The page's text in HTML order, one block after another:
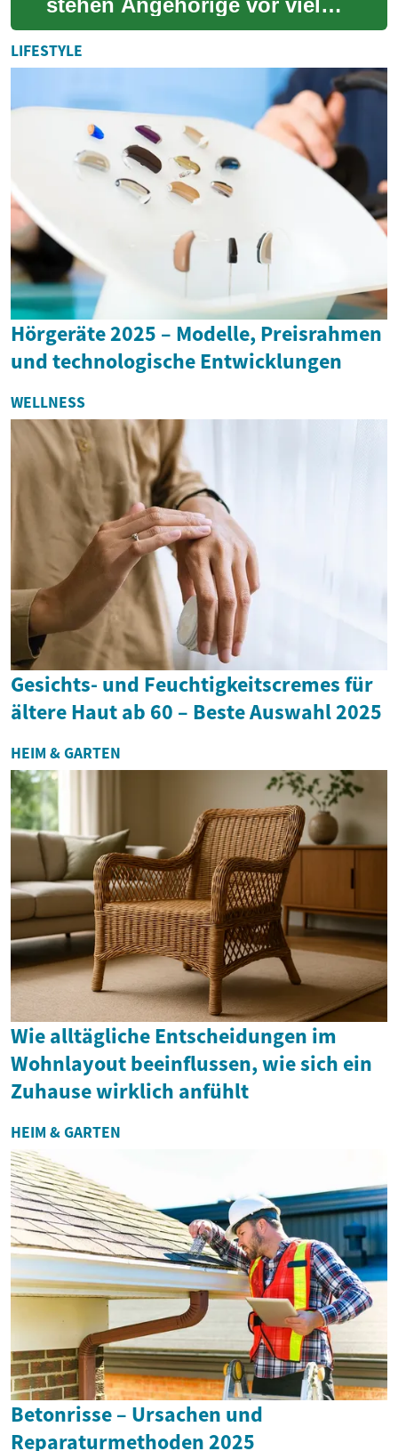
Entscheidungen:
Bestattungsart, Auswahl
einer Urne, Friedhofspla...
LIFESTYLE
Hörgeräte 2025 – Modelle, Preisrahmen
und technologische Entwicklungen
WELLNESS
Gesichts- und Feuchtigkeitscremes für
ältere Haut ab 60 – Beste Auswahl 2025
HEIM & GARTEN
Wie alltägliche Entscheidungen im
Wohnlayout beeinflussen, wie sich ein
Zuhause wirklich anfühlt
HEIM & GARTEN
Betonrisse – Ursachen und
Reparaturmethoden 2025